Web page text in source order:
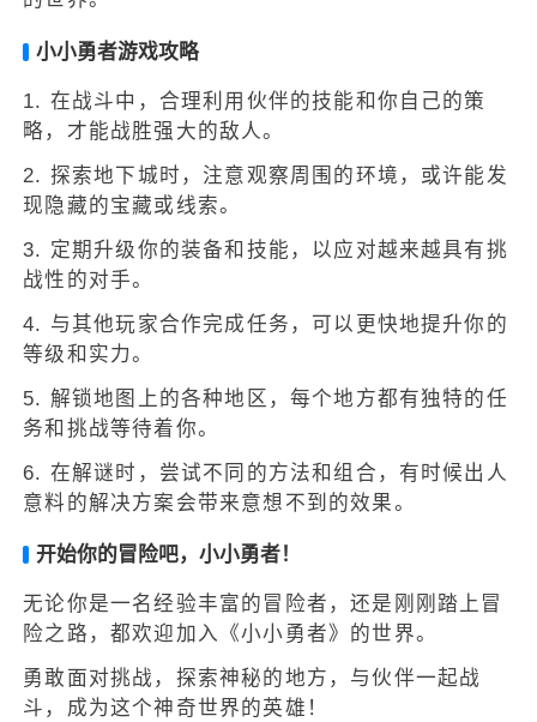
小小勇者游戏攻略
1. 在战斗中，合理利用伙伴的技能和你自己的策
略，才能战胜强大的敌人。
2. 探索地下城时，注意观察周围的环境，或许能发
现隐藏的宝藏或线索。
3. 定期升级你的装备和技能，以应对越来越具有挑
战性的对手。
4. 与其他玩家合作完成任务，可以更快地提升你的
等级和实力。
5. 解锁地图上的各种地区，每个地方都有独特的任
务和挑战等待着你。
6. 在解谜时，尝试不同的方法和组合，有时候出人
意料的解决方案会带来意想不到的效果。
开始你的冒险吧，小小勇者！
无论你是一名经验丰富的冒险者，还是刚刚踏上冒
险之路，都欢迎加入《小小勇者》的世界。
勇敢面对挑战，探索神秘的地方，与伙伴一起战
斗，成为这个神奇世界的英雄！